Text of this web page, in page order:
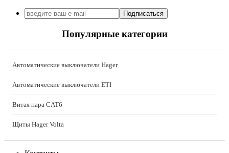
Katko (Финляндия)
KNIPEX (Чехия)
Kolarz (Австрия)
LogicPower (Украина)
Massive (Бельгия)
Mersen (Франция)
NIK (Украина)
Подписаться
Популярные категории
Автоматические выключатели Hager
Автоматические выключатели ETI
Витая пара CAT6
Щиты Hager Volta